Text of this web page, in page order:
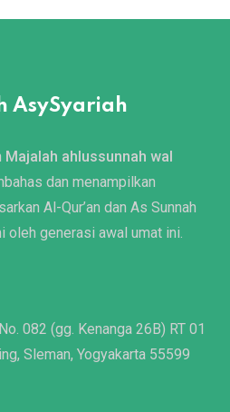
AsySyariah
Majalah ahlussunnah wal
dan menampilkan
Al-Qur’an dan As Sunnah
oleh generasi awal umat ini.
082 (gg. Kenanga 26B) RT 01
Sleman, Yogyakarta 55599